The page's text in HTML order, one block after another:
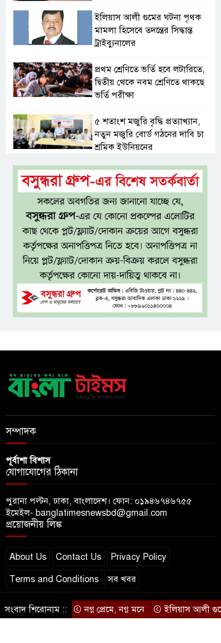
ইলিয়াস আলী গুমের ঘটনা পৃথক
মামলা হিসেবে তদন্তের সিদ্ধান্ত
ট্রাইব্যুনালের
প্রথম শ্রেণিতে ভর্তি হবে লটারিতে,
দ্বিতীয় থেকে নবম শ্রেণিতে থাকছে
ভর্তি পরীক্ষা
৫ শতাংশ মজুরি বৃদ্ধি প্রত্যাখ্যান,
নতুন মজুরি বোর্ড গঠনের দাবি চা
শ্রমিক ইউনিয়নের
টাঙ্গাইল জেলা পরিষদের উদ্যোগে
২৩ লাখ টাকার আর্থিক অনুদানের
চেক বিতরণ
ধলেশ্বরী থেকে অবৈধ বালু উত্তোলন,
হুমকিতে শামসুল হক সেতু
বঙ্গভবনের নতুন বাসিন্দা কি মির্জা
ফখরুল? বিএনপিতে জোর
আলোচনা, সিদ্ধান্ত নেবেন তারেক
রহমান
বাংলাদেশে এলো থাইল্যান্ডের শীর্ষ
কফি ব্র্যান্ড ‘ক্যাফে আমাজন
সম্পাদক
পূর্বাশা বিশাস
যোগাযোগের ঠিকানা
পুরানা পল্টন, ঢাকা, বাংলাদেশ। ফোন: ০১৯৪৬৭৪৬৭৫৫
ইমেইল- banglatimesnewsbd@gmail.com
প্রয়োজনীয় লিঙ্ক
About Us Contact Us Privacy Policy
Terms and Conditions সব খবর
© স্বত্ব বাংলা-টাইমস ২০২০-২০২৪
সংবাদ শিরোনাম ::নগ্ন প্রেমে, নগ্ন মনে ইলিয়াস আলী গুমের